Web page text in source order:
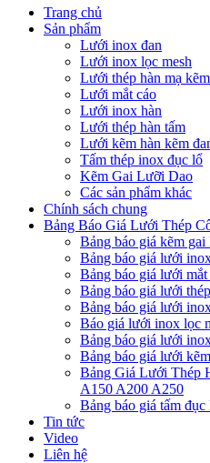
Trang chủ
Sản phẩm
Lưới inox đan
Lưới inox lọc mesh
Lưới thép hàn mạ kẽm
Lưới mắt cáo
Lưới inox hàn
Lưới thép hàn tấm
Lưới kẽm hàn kẽm
Tấm thép inox đục lổ
Kẽm Gai Lưỡi Dao
Các sản phẩm khác
Chính sách chung
Bảng Báo Giá Lưới Thép
Bảng báo giá kẽm
Bảng báo giá lưới
Bảng báo giá lưới mắt
Bảng báo giá lưới
Bảng báo giá lưới
Báo giá lưới inox lọc
Bảng báo giá lưới
Bảng báo giá lưới
Bảng Giá Lưới Thép
A150 A200 A250
Bảng báo giá tấm
Tin tức
Video
Liên hệ